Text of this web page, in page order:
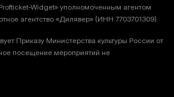
Widget» уполномоченным агентом
агентство «Дилявер» (ИНН 7703701309).
Приказу Министерства культуры России от
посещение мероприятий не